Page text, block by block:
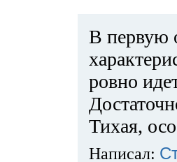
В первую
ровно
Тихая,
Написал: